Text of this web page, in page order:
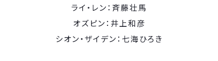
ライ・レン：斉藤壮馬
オズピン：井上和彦
シオン・ザイデン：七海ひろき